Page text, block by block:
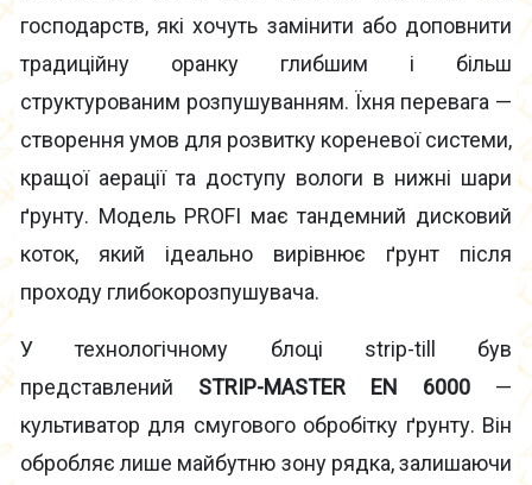
господарств, які хочуть замінити або доповнити
традиційну оранку глибшим і більш
структурованим розпушуванням. Їхня перевага —
створення умов для розвитку кореневої системи,
кращої аерації та доступу вологи в нижні шари
ґрунту. Модель PROFI має тандемний дисковий
коток, який ідеально вирівнює ґрунт після
проходу глибокорозпушувача.
У технологічному блоці strip-till був
представлений STRIP-MASTER EN 6000 —
культиватор для смугового обробітку ґрунту. Він
обробляє лише майбутню зону рядка, залишаючи